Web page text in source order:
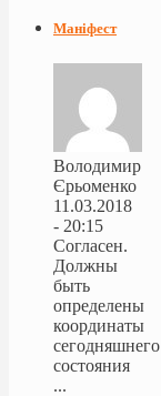
Маніфест
Володимир
Єрьоменко
11.03.2018
- 20:15
Согласен.
Должны
быть
определены
координаты
сегодняшнего
состояния
...